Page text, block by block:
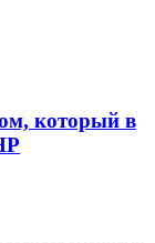
который в